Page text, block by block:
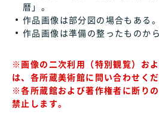
暦」。
作品画像は部分図の場合もある。
作品画像は準備の整ったものか
※画像の二次利用（特別観覧）お
は、各所蔵美術館に問い合わせくだ
※各所蔵館および著作権者に断り
禁止します。